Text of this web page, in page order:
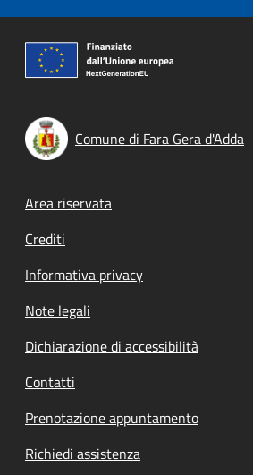
Comune di Fara Gera d'Adda
Footer menu
Area riservata
Crediti
Informativa privacy
Note legali
Dichiarazione di accessibilità
Contatti
Prenotazione appuntamento
Richiedi assistenza